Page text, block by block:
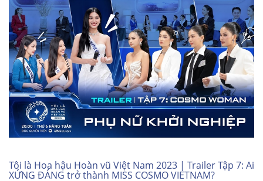
Tôi là Hoa hậu Hoàn vũ Việt Nam 2023 | Trailer Tập 7: Ai
XỨNG ĐÁNG trở thành MISS COSMO VIETNAM?